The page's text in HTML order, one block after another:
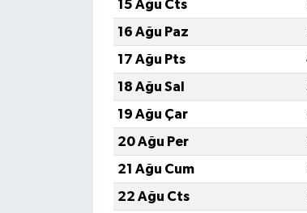
15 Ağu Cts
16 Ağu Paz
17 Ağu Pts
18 Ağu Sal
19 Ağu Çar
20 Ağu Per
21 Ağu Cum
22 Ağu Cts